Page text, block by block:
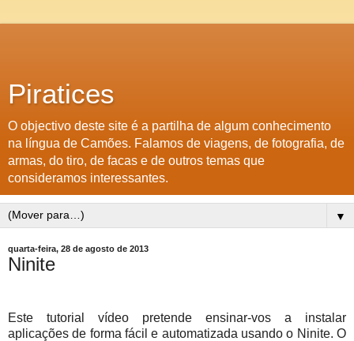
Piratices
O objectivo deste site é a partilha de algum conhecimento
na língua de Camões. Falamos de viagens, de fotografia, de
armas, do tiro, de facas e de outros temas que
consideramos interessantes.
▼
quarta-feira, 28 de agosto de 2013
Ninite
Este tutorial vídeo pretende ensinar-vos a instalar
aplicações de forma fácil e automatizada usando o Ninite. O